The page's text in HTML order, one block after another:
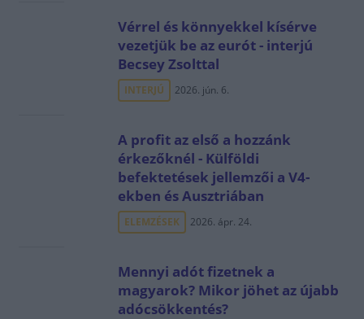
Vérrel és könnyekkel kísérve
vezetjük be az eurót - interjú
Becsey Zsolttal
INTERJÚ 2026. jún. 6.
A profit az első a hozzánk
érkezőknél - Külföldi
befektetések jellemzői a V4-
ekben és Ausztriában
ELEMZÉSEK 2026. ápr. 24.
Mennyi adót fizetnek a
magyarok? Mikor jöhet az újabb
adócsökkentés?